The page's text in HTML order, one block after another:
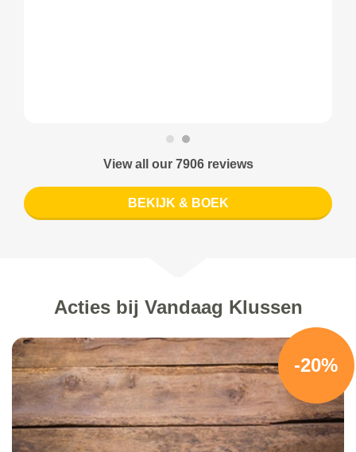
View all our 7906 reviews
BEKIJK & BOEK
Acties bij Vandaag Klussen
-20%